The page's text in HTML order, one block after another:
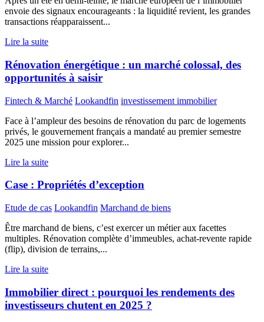
envoie des signaux encourageants : la liquidité revient, les grandes
transactions réapparaissent...
Lire la suite
Rénovation énergétique : un marché colossal, des
opportunités à saisir
Fintech & Marché Lookandfin investissement immobilier
Face à l’ampleur des besoins de rénovation du parc de logements
privés, le gouvernement français a mandaté au premier semestre
2025 une mission pour explorer...
Lire la suite
Case : Propriétés d’exception
Etude de cas Lookandfin Marchand de biens
Être marchand de biens, c’est exercer un métier aux facettes
multiples. Rénovation complète d’immeubles, achat-revente rapide
(flip), division de terrains,...
Lire la suite
Immobilier direct : pourquoi les rendements des
investisseurs chutent en 2025 ?